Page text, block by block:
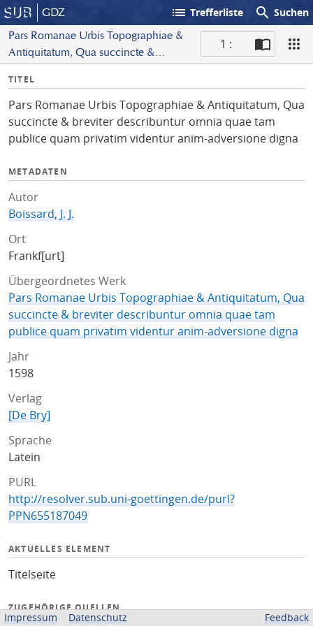
GDZ list Trefferliste search Suchen
Pars Romanae Urbis Topographiae &
Antiquitatum, Qua succincte &
publice quam privatim videntur anim-
adversione digna
1 :
I
f
o
TITEL
Pars Romanae Urbis Topographiae & Antiquitatum, Qua
succincte & breviter describuntur omnia quae tam
publice quam privatim videntur anim-adversione digna
METADATEN
Autor
Boissard, J. J.
Ort
Frankf[urt]
Übergeordnetes Werk
Pars Romanae Urbis Topographiae & Antiquitatum, Qua
succincte & breviter describuntur omnia quae tam
publice quam privatim videntur anim-adversione digna
Jahr
1598
Verlag
[De Bry]
Sprache
Latein
PURL
http://resolver.sub.uni-goettingen.de/purl?
PPN655187049
AKTUELLES ELEMENT
Titelseite
ZUGEHÖRIGE QUELLEN
Impressum Datenschutz Feedback